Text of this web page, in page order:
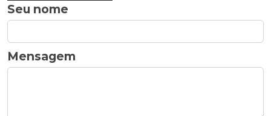
Seu nome
Mensagem